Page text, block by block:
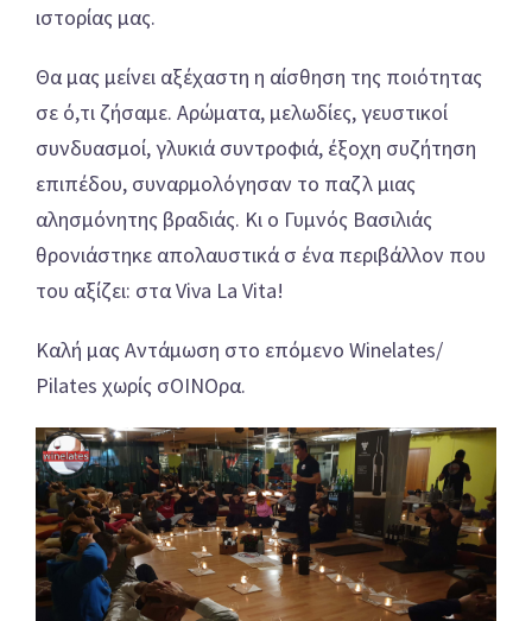
ιστορίας μας.
Θα μας μείνει αξέχαστη η αίσθηση της ποιότητας
σε ό,τι ζήσαμε. Αρώματα, μελωδίες, γευστικοί
συνδυασμοί, γλυκιά συντροφιά, έξοχη συζήτηση
επιπέδου, συναρμολόγησαν το παζλ μιας
αλησμόνητης βραδιάς. Κι ο Γυμνός Βασιλιάς
θρονιάστηκε απολαυστικά σ ένα περιβάλλον που
του αξίζει: στα Viva La Vita!
Καλή μας Αντάμωση στο επόμενο Winelates/
Pilates χωρίς σΟΙΝΟρα.